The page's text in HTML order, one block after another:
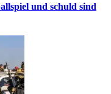
und schuld sind